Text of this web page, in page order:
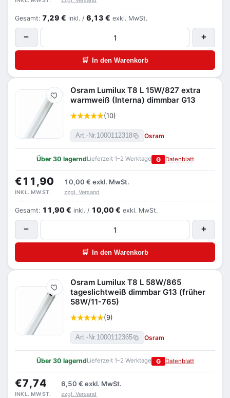
Gesamt: 7,29 € inkl. / 6,13 € exkl. MwSt.
− +
🛒 In den Warenkorb
Merken
Osram Lumilux T8 L 15W/827 extra
warmweiß (Interna) dimmbar G13
(10)
Art.-Nr.1000112318 Osram
Über 30 lagerndLieferzeit 1–2 Werktage G Datenblatt
€11,90 10,00 € exkl. MwSt.
INKL. MWST. zzgl. Versand
Gesamt: 11,90 € inkl. / 10,00 € exkl. MwSt.
− +
🛒 In den Warenkorb
Merken
Osram Lumilux T8 L 58W/865
tageslichtweiß dimmbar G13 (früher
58W/11-765)
(9)
Art.-Nr.1000112365 Osram
Über 30 lagerndLieferzeit 1–2 Werktage G Datenblatt
€7,74 6,50 € exkl. MwSt.
INKL. MWST. zzgl. Versand